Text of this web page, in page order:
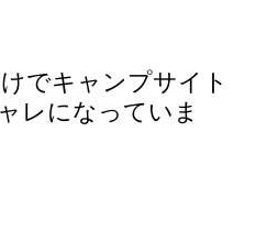
でキャンプサイト
レになっていま